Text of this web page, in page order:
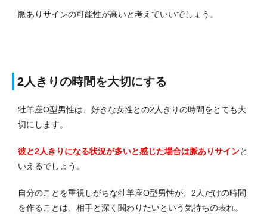
脈ありサインの可能性が高いと考えていいでしょう。
2人きりの時間を大切にする
牡羊座O型男性は、好きな女性との2人きりの時間をとても大
切にします。
彼と2人きりになる状況が多いと感じた場合は脈ありサインと
いえるでしょう。
自分のことを重視しがちな牡羊座O型男性が、2人だけの時間
を作ることは、相手と深く関わりたいという気持ちの表れ。